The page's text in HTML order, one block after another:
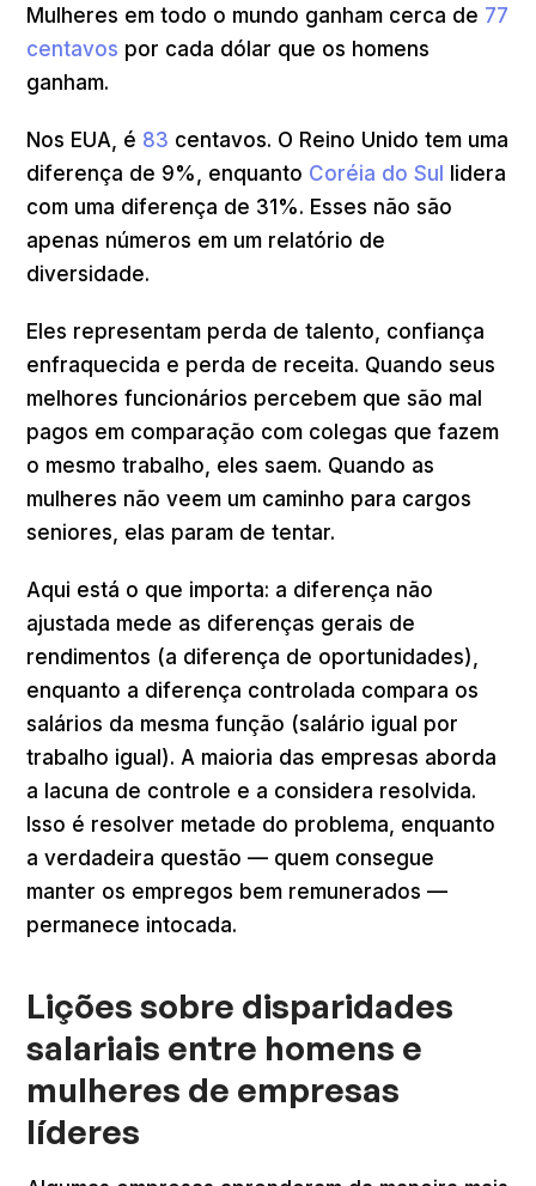
Mulheres em todo o mundo ganham cerca de 77
centavos por cada dólar que os homens
ganham.
Nos EUA, é 83 centavos. O Reino Unido tem uma
diferença de 9%, enquanto Coréia do Sul
lidera
com uma diferença de 31%. Esses não são
apenas números em um relatório de
diversidade.
Eles representam perda de talento, confiança
enfraquecida e perda de receita. Quando seus
melhores funcionários percebem que são mal
pagos em comparação com colegas que fazem
o mesmo trabalho, eles saem. Quando as
mulheres não veem um caminho para cargos
seniores, elas param de tentar.
Aqui está o que importa: a diferença não
ajustada mede as diferenças gerais de
rendimentos (a diferença de oportunidades),
enquanto a diferença controlada compara os
salários da mesma função (salário igual por
trabalho igual). A maioria das empresas aborda
a lacuna de controle e a considera resolvida.
Isso é resolver metade do problema, enquanto
a verdadeira questão — quem consegue
manter os empregos bem remunerados —
permanece intocada.
Lições sobre disparidades
salariais entre homens e
mulheres de empresas
líderes